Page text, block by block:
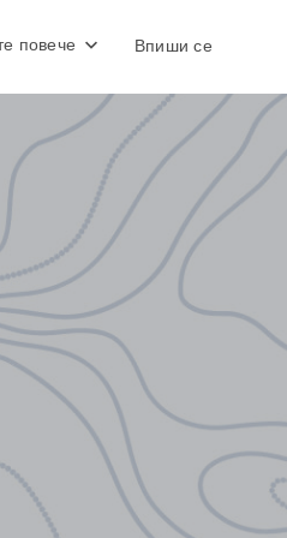
повече Впиши се